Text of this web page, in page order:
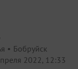
Бобруйск
2022, 12:33